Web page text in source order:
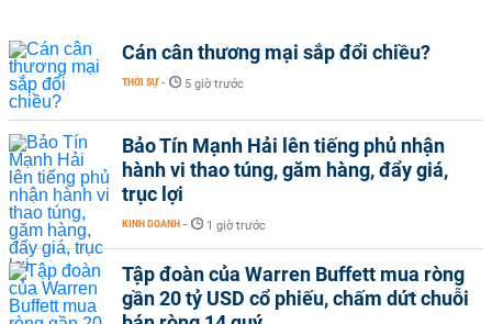
Cán cân thương mại sắp đổi chiều?
THỜI SỰ - 5 giờ trước
Bảo Tín Mạnh Hải lên tiếng phủ nhận
hành vi thao túng, găm hàng, đẩy giá,
trục lợi
KINH DOANH - 1 giờ trước
Tập đoàn của Warren Buffett mua ròng
gần 20 tỷ USD cổ phiếu, chấm dứt chuỗi